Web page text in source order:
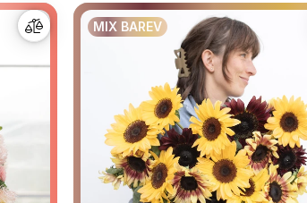
MIX BAREV